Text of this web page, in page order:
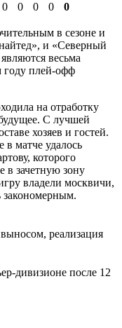
0 0 0 0 0
в сезоне и
и «Северный
весьма
году плей-офф
на отработку
С лучшей
хозяев и гостей.
в матче удалось
которого
в зачетную зону
владели москвичи,
закономерным.
реализация
дивизионе после 12